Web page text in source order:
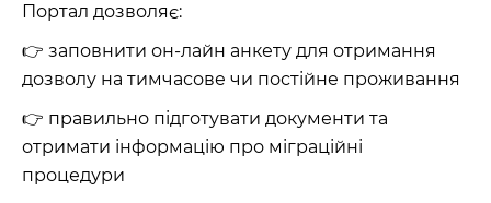
Портал дозволяє:
👉 заповнити он-лайн анкету для отримання
дозволу на тимчасове чи постійне проживання
👉 правильно підготувати документи та
отримати інформацію про міграційні
процедури